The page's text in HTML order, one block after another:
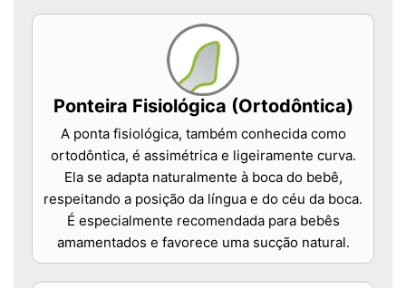
Ponteira Fisiológica (Ortodôntica)
A ponta fisiológica, também conhecida como
ortodôntica, é assimétrica e ligeiramente curva.
Ela se adapta naturalmente à boca do bebê,
respeitando a posição da língua e do céu da boca.
É especialmente recomendada para bebês
amamentados e favorece uma sucção natural.